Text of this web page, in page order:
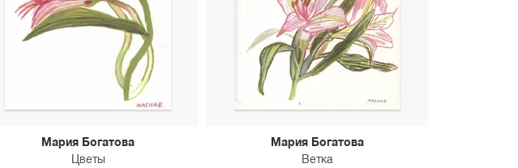
Мария Богатова
Цветы
Мария Богатова
Ветка